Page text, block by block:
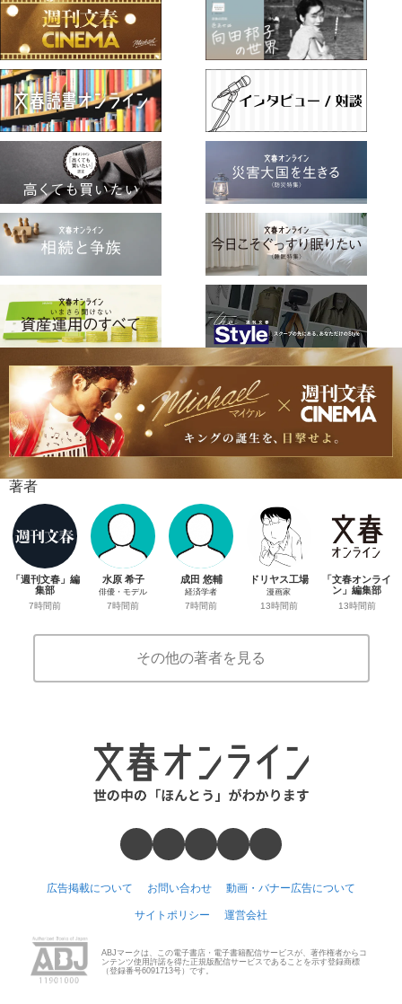
著者
「週刊文春」編
集部
7時間前
水原 希子
俳優・モデル
7時間前
成田 悠輔
経済学者
7時間前
ドリヤス工場
漫画家
13時間前
「文春オンライ
ン」編集部
13時間前
その他の著者を見る
広告掲載について お問い合わせ 動画・バナー広告について
サイトポリシー 運営会社
ABJマークは、この電子書店・電子書籍配信サービスが、著作権者からコ
ンテンツ使用許諾を得た正規版配信サービスであることを示す登録商標
（登録番号6091713号）です。